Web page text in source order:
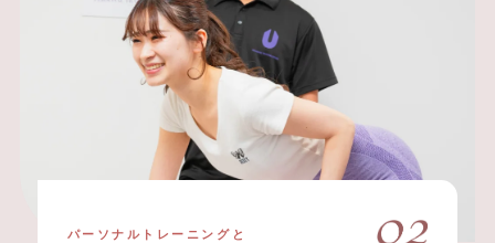
パーソナルトレーニングと